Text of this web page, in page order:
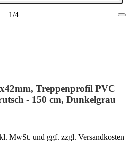
1/4
Treppenprofil PVC
- 150 cm, Dunkelgrau
MwSt. und ggf. zzgl. Versandkosten